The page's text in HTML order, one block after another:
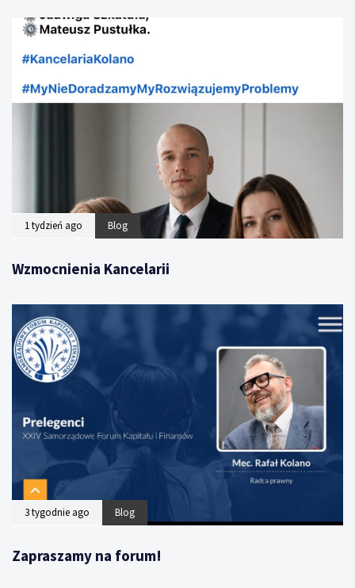
1 tydzień ago Blog
Wzmocnienia Kancelarii
3 tygodnie ago Blog
Zapraszamy na forum!